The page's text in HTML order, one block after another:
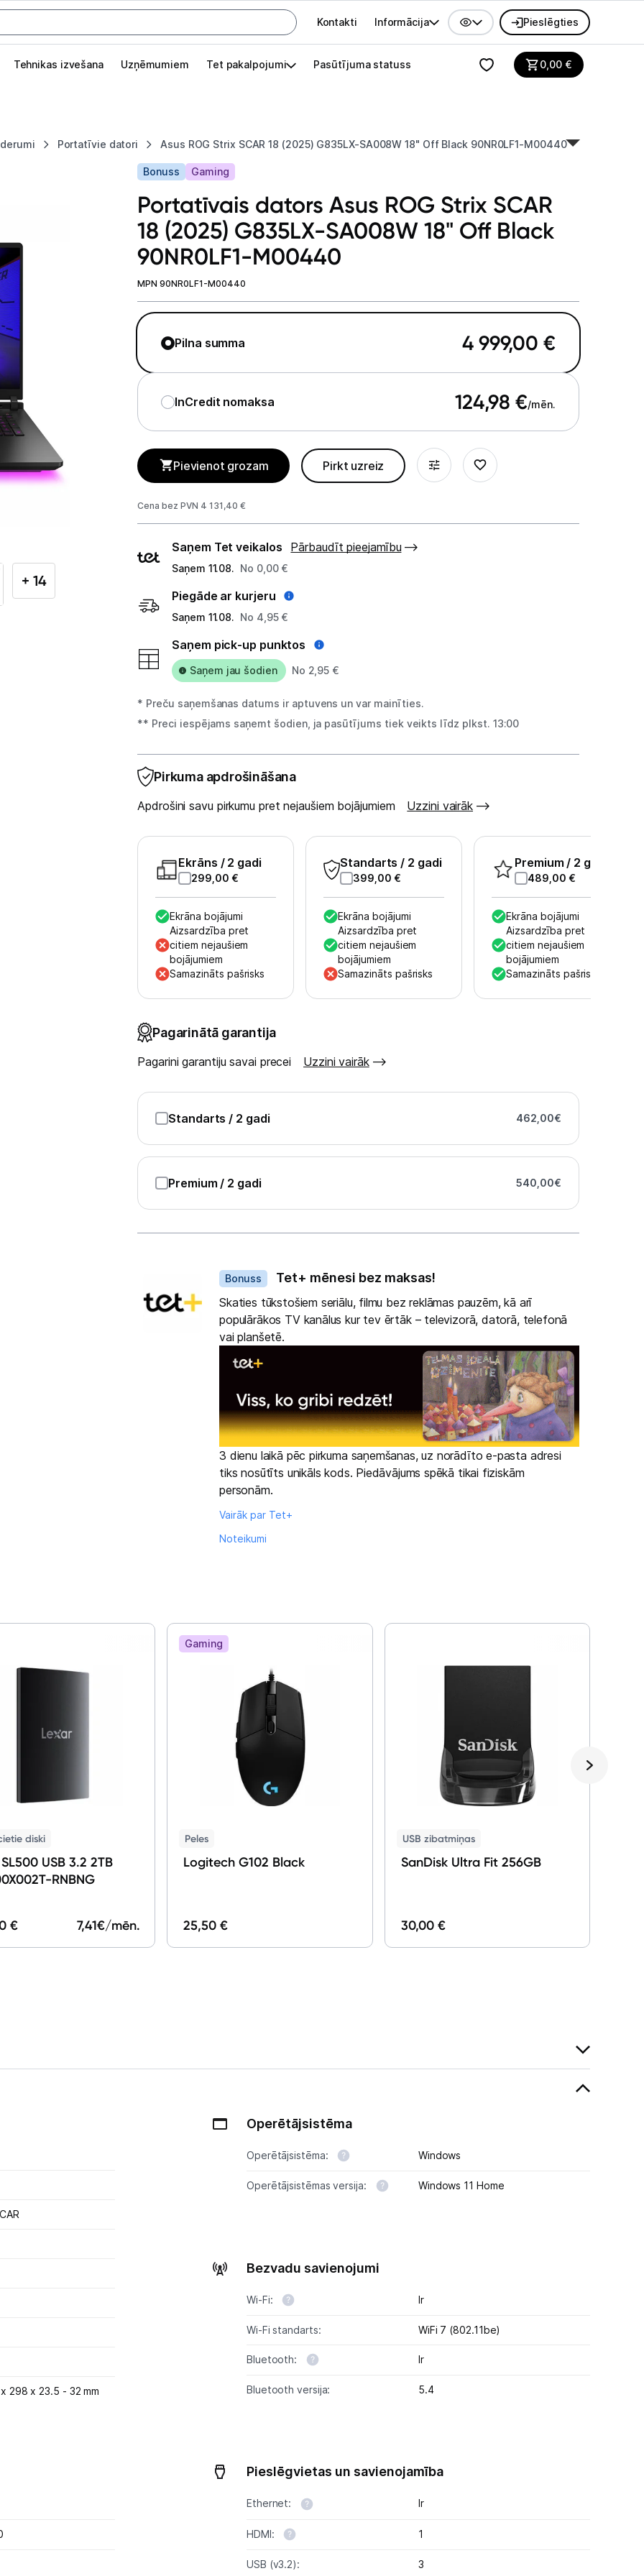
Galvenes izvēlne
Kontakti Informācija Pieslēgties
Tehnikas izvešana Uzņēmumiem Tet pakalpojumi Pasūtījuma statuss 0,00€
Portatīvie datori Asus ROG Strix SCAR 18 (2025) G835LX-SA008W 18" Off Black 90NR0LF1-M00440
Pieslēgties
Izvēlies kāroto ierīci izdevīgāk!
GAMING pasaule >
Portatīvie datori un piederumi
Lādētāji un adapteri
Dokstacijas
Stacionārie datori un piederumi
Spēļu konsoles un piederumi
Telefoni, planšetdatori
Ražotāju atjaunota tehnika
Vēlmju saraksts
+ 14
Bonuss Gaming
Portatīvais dators Asus ROG Strix SCAR
18 (2025) G835LX-SA008W 18" Off Black
90NR0LF1-M00440
MPN 90NR0LF1-M00440
Pilna summa 4 999,00 €
InCredit nomaksa 124,98 €/mēn.
Pievienot grozam Pirkt uzreiz
Cena bez PVN 4 131,40 €
Piegādes
veidi
Saņem Tet veikalos Pārbaudīt pieejamību
Saņem 11.08. No 0,00 €
Piegāde ar kurjeru
Saņem 11.08. No 4,95 €
Saņem pick-up punktos
Saņem jau šodien No 2,95 €
* Preču saņemšanas datums ir aptuvens un var mainīties.
** Preci iespējams saņemt šodien, ja pasūtījums tiek veikts līdz plkst. 13:00
Pirkuma apdrošināšana
Apdrošini savu pirkumu pret nejaušiem bojājumiem Uzzini vairāk
Ekrāns / 2 gadi
299,00 €
Ekrāna bojājumi
Aizsardzība pret
citiem nejaušiem
bojājumiem
Samazināts pašrisks
Standarts / 2 gadi
399,00 €
Ekrāna bojājumi
Aizsardzība pret
citiem nejaušiem
bojājumiem
Samazināts pašrisks
Premium / 2 gadi
489,00 €
Ekrāna bojājumi
Aizsardzība pret
citiem nejaušiem
bojājumiem
Samazināts pašrisks
Pagarinātā garantija
Pagarini garantiju savai precei Uzzini vairāk
Standarts / 2 gadi 462,00€
Premium / 2 gadi 540,00€
Bonuss Tet+ mēnesi bez maksas!
Skaties tūkstošiem seriālu, filmu bez reklāmas pauzēm, kā arī
populārākos TV kanālus kur tev ērtāk – televizorā, datorā, telefonā
vai planšetē.
3 dienu laikā pēc pirkuma saņemšanas, uz norādīto e-pasta adresi
tiks nosūtīts unikāls kods. Piedāvājums spēkā tikai fiziskām
personām.
Vairāk par Tet+
Noteikumi
diski
USB 3.2 2TB
RNBNG
€ 7,41€/mēn.
Gaming
Peles
Logitech G102 Black
25,50 €
USB zibatmiņas
SanDisk Ultra Fit 256GB
30,00 €
298 x 23.5 - 32 mm
Operētājsistēma
Operētājsistēma: Windows
Operētājsistēmas versija: Windows 11 Home
Bezvadu savienojumi
Wi-Fi: Ir
Wi-Fi standarts: WiFi 7 (802.11be)
Bluetooth: Ir
Bluetooth versija: 5.4
Pieslēgvietas un savienojamība
Ethernet: Ir
HDMI: 1
USB (v3.2): 3